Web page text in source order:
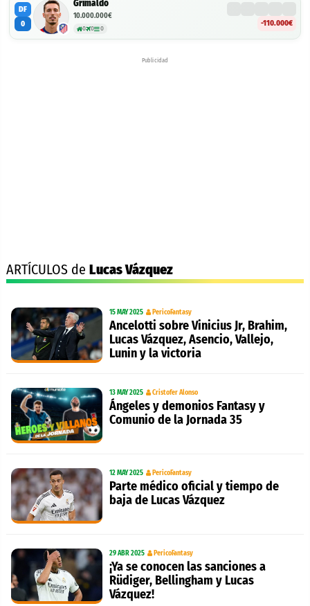
DF
0
Grimaldo
10.000.000€
0 0 0
-110.000€
Publicidad
ARTÍCULOS de Lucas Vázquez
15 MAY 2025 PericoFantasy
Ancelotti sobre Vinicius Jr, Brahim,
Lucas Vázquez, Asencio, Vallejo,
Lunin y la victoria
13 MAY 2025 Cristofer Alonso
Ángeles y demonios Fantasy y
Comunio de la Jornada 35
12 MAY 2025 PericoFantasy
Parte médico oficial y tiempo de
baja de Lucas Vázquez
29 ABR 2025 PericoFantasy
¡Ya se conocen las sanciones a
Rüdiger, Bellingham y Lucas
Vázquez!